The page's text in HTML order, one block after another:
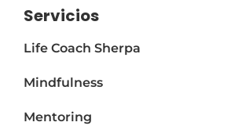
Servicios
Life Coach Sherpa
Mindfulness
Mentoring